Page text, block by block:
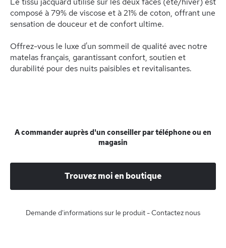
composé à 79% de viscose et à 21% de coton, offrant une
sensation de douceur et de confort ultime.
Offrez-vous le luxe d'un sommeil de qualité avec notre
matelas français, garantissant confort, soutien et
durabilité pour des nuits paisibles et revitalisantes.
A commander auprès d'un conseiller par téléphone ou en
magasin
Trouvez moi en boutique
Demande d'informations sur le produit - Contactez nous